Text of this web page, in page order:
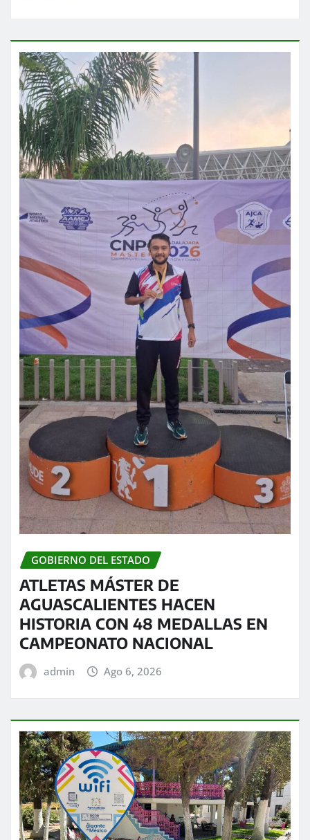
GOBIERNO DEL ESTADO
ATLETAS MÁSTER DE
AGUASCALIENTES HACEN
HISTORIA CON 48 MEDALLAS EN
CAMPEONATO NACIONAL
admin Ago 6, 2026